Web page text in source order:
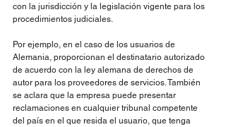
con la jurisdicción y la legislación vigente para los
procedimientos judiciales.
Por ejemplo, en el caso de los usuarios de
Alemania, proporcionan el destinatario autorizado
de acuerdo con la ley alemana de derechos de
autor para los proveedores de servicios. También
se aclara que la empresa puede presentar
reclamaciones en cualquier tribunal competente
del país en el que resida el usuario, que tenga